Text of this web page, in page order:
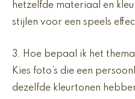
hetzelfde materiaal en
stijlen voor een speels
3. Hoe bepaal ik het
Kies foto’s die een
dezelfde kleurtonen